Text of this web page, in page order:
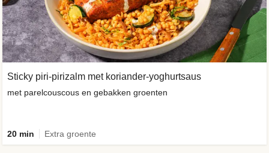
Sticky piri-pirizalm met koriander-yoghurtsaus
met parelcouscous en gebakken groenten
20 min Extra groente